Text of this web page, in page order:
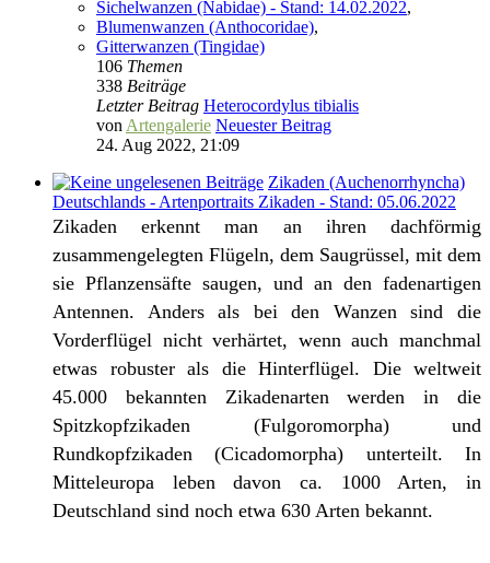
Sichelwanzen (Nabidae) - Stand: 14.02.2022,
Blumenwanzen (Anthocoridae),
Gitterwanzen (Tingidae)
106 Themen
338 Beiträge
Letzter Beitrag Heterocordylus tibialis
von Artengalerie Neuester Beitrag
24. Aug 2022, 21:09
Zikaden (Auchenorrhyncha)
Deutschlands - Artenportraits Zikaden - Stand: 05.06.2022
Zikaden erkennt man an ihren dachförmig
zusammengelegten Flügeln, dem Saugrüssel, mit dem
sie Pflanzensäfte saugen, und an den fadenartigen
Antennen. Anders als bei den Wanzen sind die
Vorderflügel nicht verhärtet, wenn auch manchmal
etwas robuster als die Hinterflügel. Die weltweit
45.000 bekannten Zikadenarten werden in die
Spitzkopfzikaden (Fulgoromorpha) und
Rundkopfzikaden (Cicadomorpha) unterteilt. In
Mitteleuropa leben davon ca. 1000 Arten, in
Deutschland sind noch etwa 630 Arten bekannt.